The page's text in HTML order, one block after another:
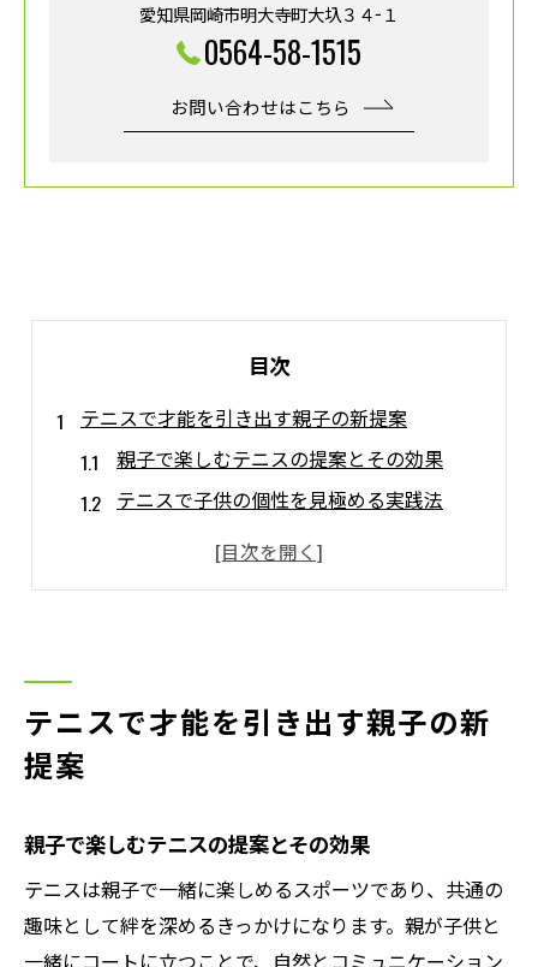
愛知県岡崎市明大寺町大圦３４−１
0564-58-1515
お問い合わせはこちら
目次
テニスで才能を引き出す親子の新提案
親子で楽しむテニスの提案とその効果
テニスで子供の個性を見極める実践法
親ができるテニス上達サポートの工夫
テニスで遊び心を育てる楽しい練習法
ハンドテニス体験で基礎を身につける方法
テニス普及活動がもたらす成長のきっかけ
テニスを始めたい時に気をつけるポイント
テニス初心者が押さえたい用語とマナー
テニスで才能を引き出す親子の新
提案
親子で楽しむテニスの提案とその効果
テニスは親子で一緒に楽しめるスポーツであり、共通の
趣味として絆を深めるきっかけになります。親が子供と